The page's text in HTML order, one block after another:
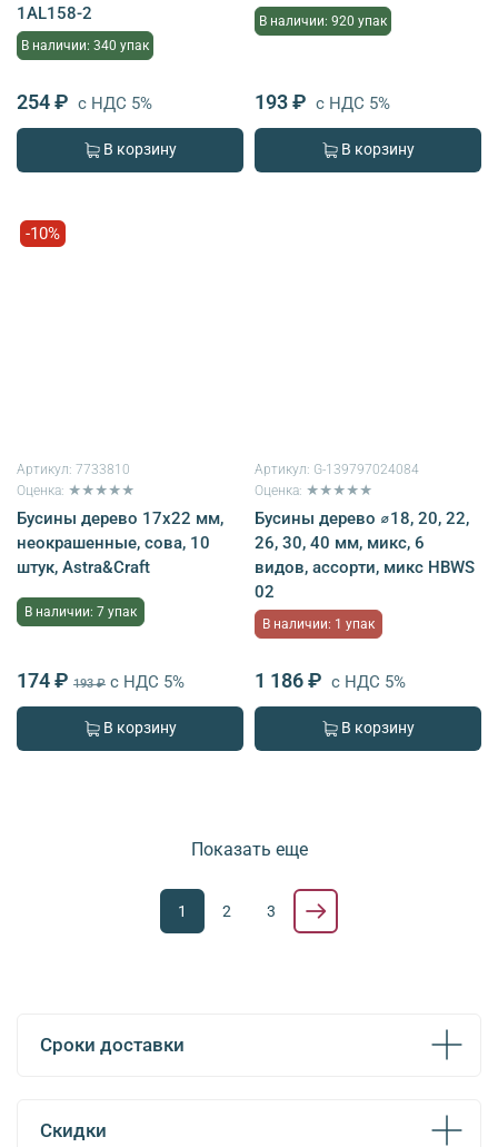
1AL158-2
В наличии: 340 упак
254 ₽ с НДС 5%
В корзину
В наличии: 920 упак
193 ₽ с НДС 5%
В корзину
-10%
Артикул: 7733810
Оценка: ★★★★★
Бусины дерево 17х22 мм,
неокрашенные, сова, 10
штук, Astra&Craft
В наличии: 7 упак
174 ₽ 193 ₽ с НДС 5%
В корзину
Артикул: G-139797024084
Оценка: ★★★★★
Бусины дерево ⌀18, 20, 22,
26, 30, 40 мм, микс, 6
видов, ассорти, микс HBWS
02
В наличии: 1 упак
1 186 ₽ с НДС 5%
В корзину
Показать еще
1 2 3
Сроки доставки
Скидки